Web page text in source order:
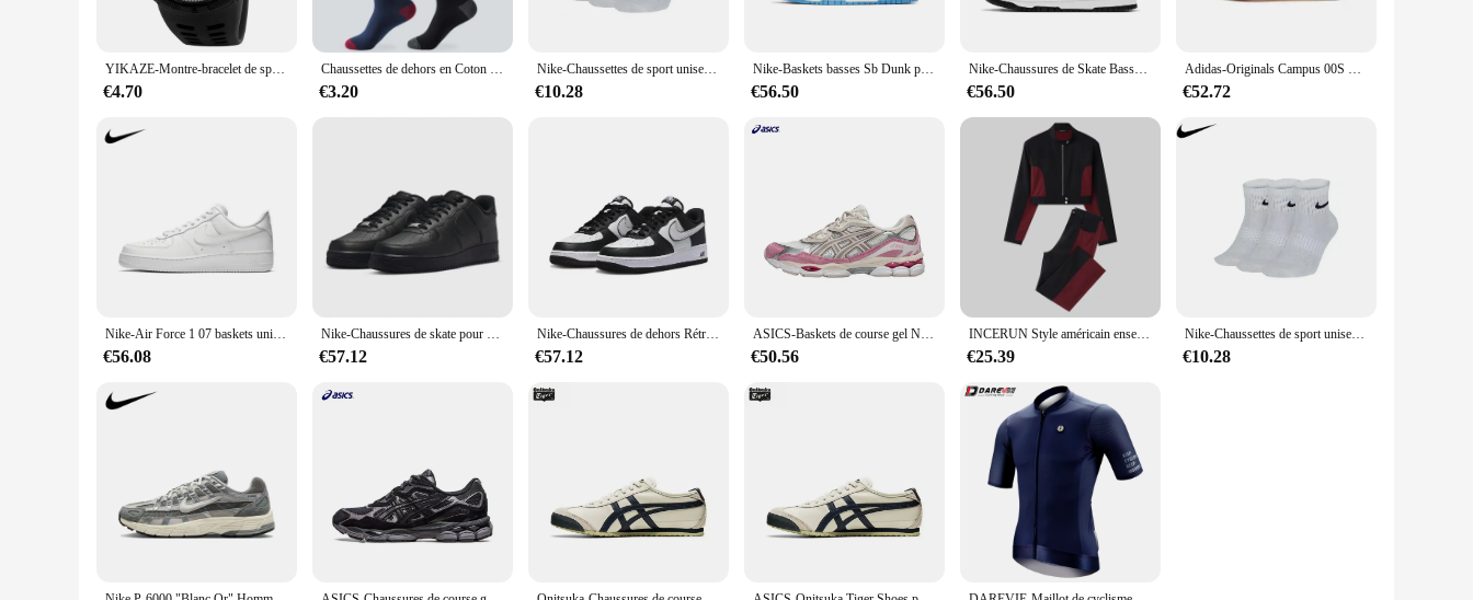
YIKAZE-Montre-bracelet de sport militaire pour hommes, montres numériques multifonctions pour hommes, horloge étanche, montre électronique pour étudiants, Y01
€4.70
Chaussettes de dehors en Coton pour Homme, Baskets Souples et Respirantes, à la Mode, Haute artificiel asticité, Tube Moyen, Serviette de Course d'Été
€3.20
Nike-Chaussettes de sport unisexes RefLightwePackage Crew, bas pour hommes et femmes, entraînement athlétique, S, M, L, XL, SX7676, 3 paires
€10.28
Nike-Baskets basses Sb Dunk pour homme, chaussures de skateboard légères
€56.50
Nike-Chaussures de Skate Basses Sb Dunk pour Homme et Femme, Baskets Classiques de dehors et de Fitness
€56.50
Adidas-Originals Campus 00S Basses pour Homme et Femme, Chaussures de Skateboard, Simples et à la Mode
€52.72
Nike-Air Force 1 07 baskets unisexes, chaussures de skateboard rétro légères pour hommes et femmes
€56.08
Nike-Chaussures de skate pour hommes et femmes, Air Force 1, Noir et blanc, Confortable, Décontracté, Sports, Planche, Mode, Af1
€57.12
Nike-Chaussures de dehors Rétro Décontractées et Polyvalentes, Air Force 1, Anti-Ald, Noir et Blanc, pour Homme et Femme
€57.12
ASICS-Baskets de course gel NYC originales pour hommes et femmes, chaussures de sport aérées et équilibrées
€50.56
INCERUN Style américain ensembles mode hommes Sexy court à manches longues pantalon imbibé mâle épissage déconstruction deux pièces ensembles S-5XL
€25.39
Nike-Chaussettes de sport unisexes RefLightwePackage Crew, bas pour hommes et femmes, entraînement athlétique, S, M, L, XL, SX7676, 3 paires
€10.28